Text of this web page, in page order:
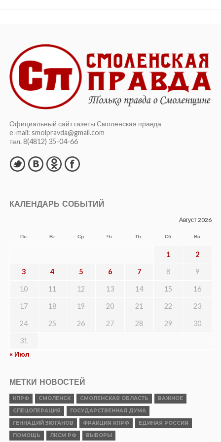
Официальный сайт газеты Смоленская правда
e-mail: smolpravda@gmail.com
тел. 8(4812) 35-04-66
КАЛЕНДАРЬ СОБЫТИЙ
Август 2026
Пн Вт Ср Чт Пт Сб Вс
1 2
3 4 5 6 7 8 9
10 11 12 13 14 15 16
17 18 19 20 21 22 23
24 25 26 27 28 29 30
31
« Июл
МЕТКИ НОВОСТЕЙ
КПРФ СМОЛЕНСК СМОЛЕНСКАЯ ОБЛАСТЬ
ВАЖНОЕ
СПЕЦОПЕРАЦИЯ
ГОСУДАРСТВЕННАЯ ДУМА
ГЕННАДИЙ ЗЮГАНОВ
ФРАКЦИЯ КПРФ
ЕДИНАЯ РОССИЯ
ПОМОЩЬ
ЛКСМ РФ ВЫБОРЫ